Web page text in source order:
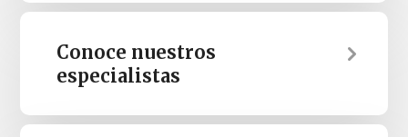
Conoce nuestros
especialistas